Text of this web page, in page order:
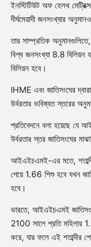
ইনস্টিটিউট অফ হেলথ
দীর্ঘমেয়াদী জনসংখ্যার
তার সাম্প্রতিক
বিশ্ব জনসংখ্যা 8.8 বিলিয়ন
বিলিয়ন হবে।
IHME এবং জাতিসংঘের
উর্বরতার ভবিষ্যত স্তরের
প্রতিবেদনে বলা হয়েছে যে
উর্বরতার স্তর জাতিসংঘের
আইএইচএমই-এর মতে,
পেয়ে 1.66 শিশু হবে যখন
হবে।
ভারতে, আইএইচএমই
2100 সালে প্রতি মহিলার
করে, যার ফলে এই শতাব্দীর